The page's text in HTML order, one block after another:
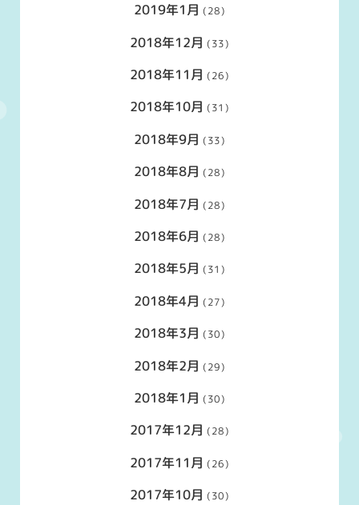
2019年1月 (28)
2018年12月 (33)
2018年11月 (26)
2018年10月 (31)
2018年9月 (33)
2018年8月 (28)
2018年7月 (28)
2018年6月 (28)
2018年5月 (31)
2018年4月 (27)
2018年3月 (30)
2018年2月 (29)
2018年1月 (30)
2017年12月 (28)
2017年11月 (26)
2017年10月 (30)